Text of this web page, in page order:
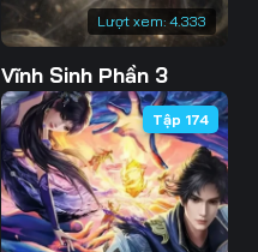
63
66
69
72
75
Lượt xem: 4.333
Vĩnh Sinh Phần 3
Tập 174